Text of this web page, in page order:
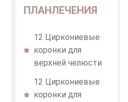
ПЛАНЛЕЧЕНИЯ
12 Циркониевые
коронки для
верхней челюсти
12 Циркониевые
коронки для